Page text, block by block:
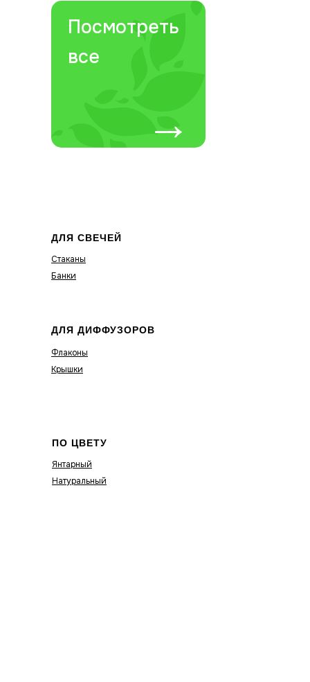
Посмотреть
все
→
ДЛЯ СВЕЧЕЙ
Стаканы
Банки
ДЛЯ ДИФФУЗОРОВ
Флаконы
Крышки
ПО ЦВЕТУ
Янтарный
Натуральный